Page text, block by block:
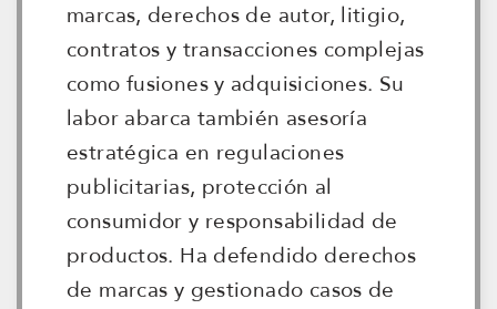
marcas, derechos de autor, litigio,
contratos y transacciones complejas
como fusiones y adquisiciones. Su
labor abarca también asesoría
estratégica en regulaciones
publicitarias, protección al
consumidor y responsabilidad de
productos. Ha defendido derechos
de marcas y gestionado casos de